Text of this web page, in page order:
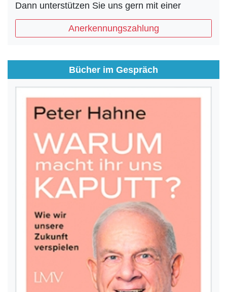
Dann unterstützen Sie uns gern mit einer
Anerkennungszahlung
Bücher im Gespräch